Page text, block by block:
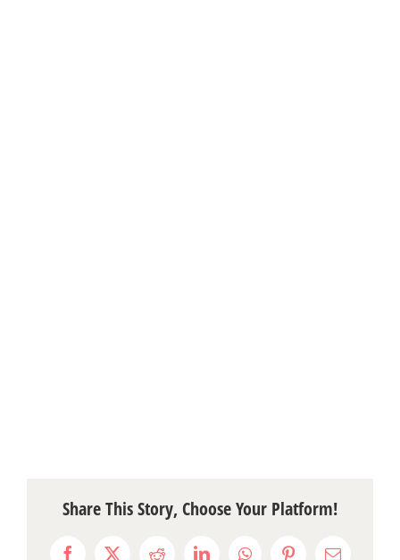
Share This Story, Choose Your Platform!